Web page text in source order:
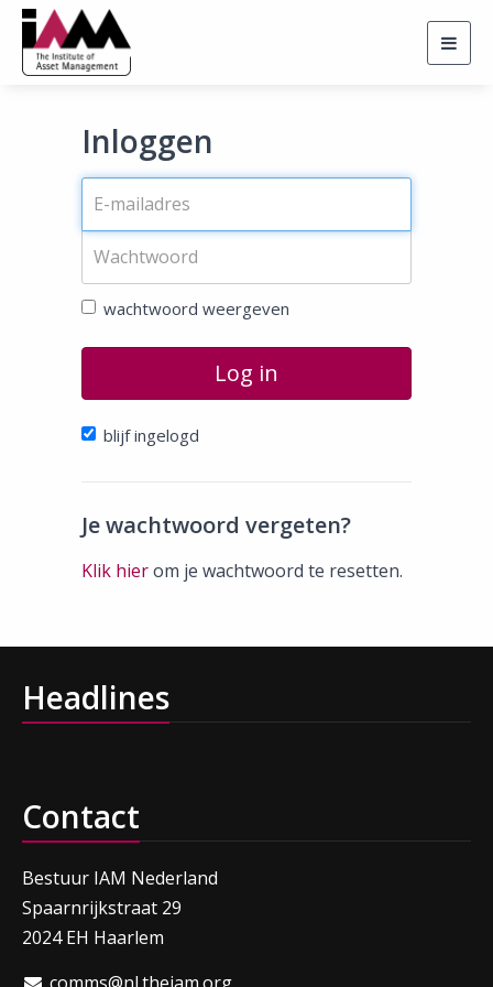
Inloggen
wachtwoord weergeven
Log in
blijf ingelogd
Je wachtwoord vergeten?
Klik hierom je wachtwoord te resetten.
Headlines
Contact
Bestuur IAM Nederland
Spaarnrijkstraat 29
2024 EH Haarlem
comms@nl.theiam.org